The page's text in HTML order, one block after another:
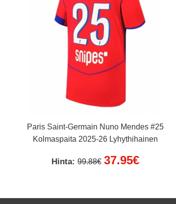
Paris Saint-Germain Nuno Mendes #25
Kolmaspaita 2025-26 Lyhythihainen
Hinta:99.88€ 37.95€